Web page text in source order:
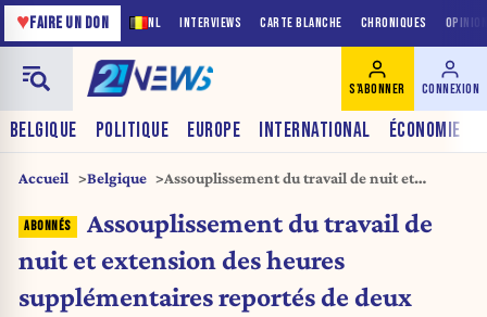
NL INTERVIEWS CARTE BLANCHE CHRONIQUES
♥FAIRE UN DON
BELGIQUE POLITIQUE EUROPE INTERNATIONAL ÉCONOMIE
S'ABONNER CONNEXION
Accueil Belgique
Assouplissement du travail de nuit et
reportés de deux mois
Assouplissement du travail de
nuit et extension des heures
supplémentaires reportés de deux